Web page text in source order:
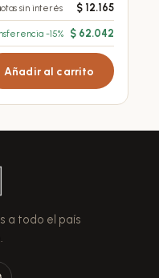
sin interés $12.165
-15% $62.042
Añadir al carrito
a todo el país